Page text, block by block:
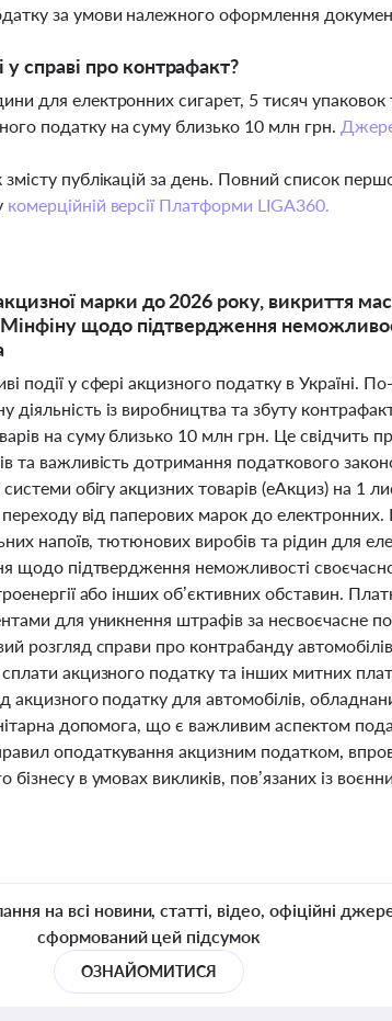
за умови належного оформлення
справі про контрафакт?
для електронних сигарет, 5 тисяч
податку на суму близько 10 млн грн.
публікацій за день. Повний список
комерційній версії Платформи LIGA360.
марки до 2026 року, викриття
Мінфіну щодо підтвердження
події у сфері акцизного податку в Україні.
із виробництва та збуту
на суму близько 10 млн грн. Це свідчить
та важливість дотримання податкового
обігу акцизних товарів (еАкциз) на 1
переходу від паперових марок до
напоїв, тютюнових виробів та рідин для
щодо підтвердження неможливості
або інших об’єктивних обставин.
для уникнення штрафів за несвоєчасне
розгляд справи про контрабанду
акцизного податку та інших митних
акцизного податку для автомобілів,
допомога, що є важливим аспектом
оподаткування акцизним податком,
в умовах викликів, пов’язаних із
на всі новини, статті, відео, офіційні
сформований цей підсумок
ОЗНАЙОМИТИСЯ